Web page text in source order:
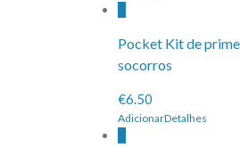
Pocket Kit de
socorros
€6.50
AdicionarDetalhes